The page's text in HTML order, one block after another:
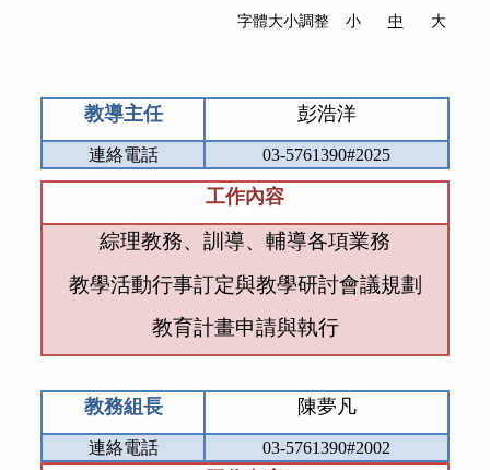
字體大小調整 小 中 大
教導主任 彭浩洋
連絡電話 03-5761390#2025
工作內容
綜理教務、訓導、輔導各項業務
教學活動行事訂定與教學研討會議規劃
教育計畫申請與執行
教務組長 陳夢凡
連絡電話 03-5761390#2002